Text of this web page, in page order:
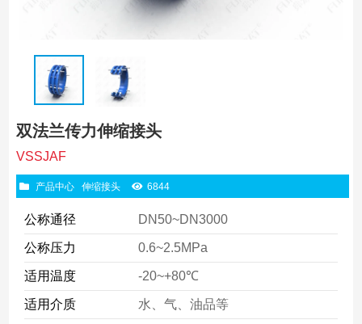
双法兰传力伸缩接头
VSSJAF
产品中心 伸缩接头 6844
公称通径 DN50~DN3000
公称压力 0.6~2.5MPa
适用温度 -20~+80℃
适用介质 水、气、油品等